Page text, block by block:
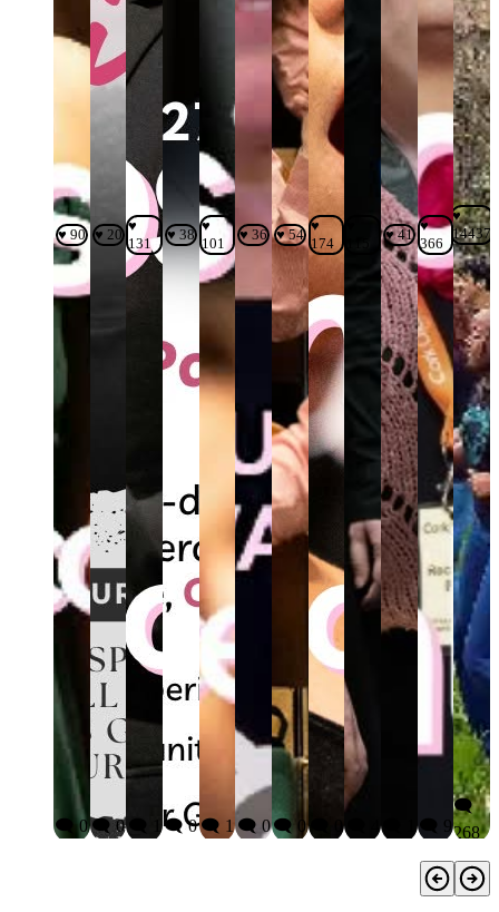
♥ 90
🗨️ 0
♥ 20
🗨️ 0
♥
131
♥ 38
🗨️ 0
♥
101
🗨️ 1
♥ 36
🗨️ 0
♥ 54
🗨️ 0
♥
174
🗨️ 0
♥ 41
♥
366
🗨️ 9
♥
14437
🗨️
268